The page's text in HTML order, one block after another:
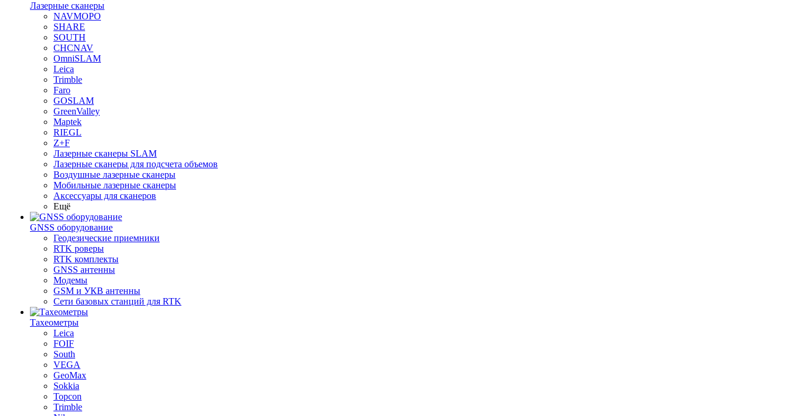
Лазерные сканеры
NAVMOPO
SHARE
SOUTH
CHCNAV
OmniSLAM
Leica
Trimble
Faro
GOSLAM
GreenValley
Maptek
RIEGL
Z+F
Лазерные сканеры SLAM
Лазерные сканеры для подсчета объемов
Воздушные лазерные сканеры
Мобильные лазерные сканеры
Аксессуары для сканеров
Ещё
GNSS оборудование
Геодезические приемники
RTK роверы
RTK комплекты
GNSS антенны
Модемы
GSM и УКВ антенны
Сети базовых станций для RTK
Тахеометры
Leica
FOIF
South
VEGA
GeoMax
Sokkia
Topcon
Trimble